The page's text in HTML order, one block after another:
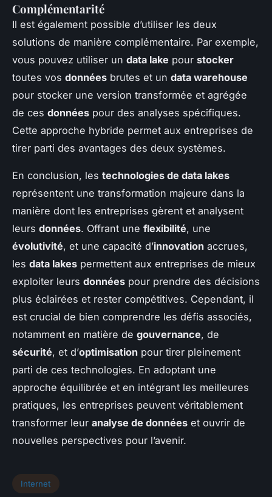
Complémentarité
Il est également possible d’utiliser les deux
solutions de manière complémentaire. Par exemple,
vous pouvez utiliser un data lake pour stocker
toutes vos données brutes et un data warehouse
pour stocker une version transformée et agrégée
de ces données pour des analyses spécifiques.
Cette approche hybride permet aux entreprises de
tirer parti des avantages des deux systèmes.
En conclusion, les technologies de data lakes
représentent une transformation majeure dans la
manière dont les entreprises gèrent et analysent
leurs données. Offrant une flexibilité, une
évolutivité, et une capacité d’innovation accrues,
les data lakes permettent aux entreprises de mieux
exploiter leurs données pour prendre des décisions
plus éclairées et rester compétitives. Cependant, il
est crucial de bien comprendre les défis associés,
notamment en matière de gouvernance, de
sécurité, et d’optimisation pour tirer pleinement
parti de ces technologies. En adoptant une
approche équilibrée et en intégrant les meilleures
pratiques, les entreprises peuvent véritablement
transformer leur analyse de données et ouvrir de
nouvelles perspectives pour l’avenir.
Internet